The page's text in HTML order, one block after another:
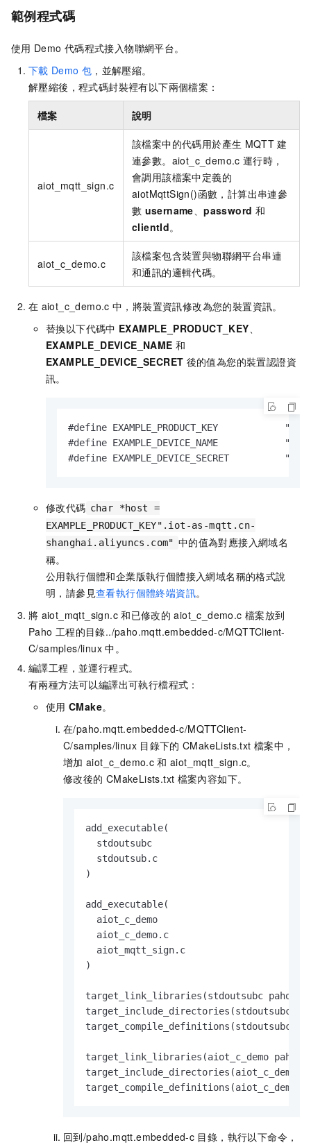
範例程式碼
使用 Demo 代碼程式接入物聯網平台。
下載 Demo 包 ，並解壓縮。
解壓縮後，程式碼封裝裡有以下兩個檔案：
檔案 說明
aiot_mqtt_sign.c
該檔案中的代碼用於產生 MQTT 建
連參數。 aiot_c_demo.c 運行時，
會調用該檔案中定義的
aiotMqttSign()函數，計算出串連參
數 username 、password 和
clientId。
aiot_c_demo.c
該檔案包含裝置與物聯網平台串連
和通訊的邏輯代碼。
在 aiot_c_demo.c 中，將裝置資訊修改為您的裝置資訊。
替換以下代碼中 EXAMPLE_PRODUCT_KEY
EXAMPLE_DEVICE_NAME 和
EXAMPLE_DEVICE_SECRET 後的值為您的裝置認證資
訊。
#define EXAMPLE_PRODUCT_KEY            "產
#define EXAMPLE_DEVICE_NAME            "裝置
#define EXAMPLE_DEVICE_SECRET          "裝
修改代碼 char *host =
EXAMPLE_PRODUCT_KEY".iot-as-mqtt.cn-
shanghai.aliyuncs.com" 中的值為對應接入網域名
稱。
公用執行個體和企業版執行個體接入網域名稱的格式說
明，請參見查看執行個體終端資訊。
將 aiot_mqtt_sign.c 和已修改的 aiot_c_demo.c 檔案放到
Paho 工程的目錄../paho.mqtt.embedded-c/MQTTClient-
C/samples/linux 中。
編譯工程，並運行程式。
有兩種方法可以編譯出可執行檔程式：
使用 CMake。
在/paho.mqtt.embedded-c/MQTTClient-
C/samples/linux 目錄下的 CMakeLists.txt 檔案中，
增加 aiot_c_demo.c 和 aiot_mqtt_sign.c。
修改後的 CMakeLists.txt 檔案內容如下。
add_executable(
  stdoutsubc
  stdoutsub.c
)
add_executable(
  aiot_c_demo
  aiot_c_demo.c
  aiot_mqtt_sign.c
)
target_link_libraries(stdoutsubc paho-
target_compile_definitions(stdoutsubc
target_link_libraries(aiot_c_demo paho-
target_compile_definitions(aiot_c_demo
回到/paho.mqtt.embedded-c 目錄，執行以下命令，